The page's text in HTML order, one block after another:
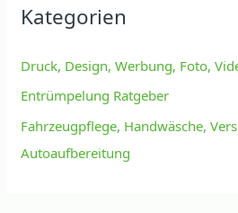
Kategorien
Druck, Design, Werbung, Foto,
Entrümpelung Ratgeber
Fahrzeugpflege, Handwäsche,
Autoaufbereitung